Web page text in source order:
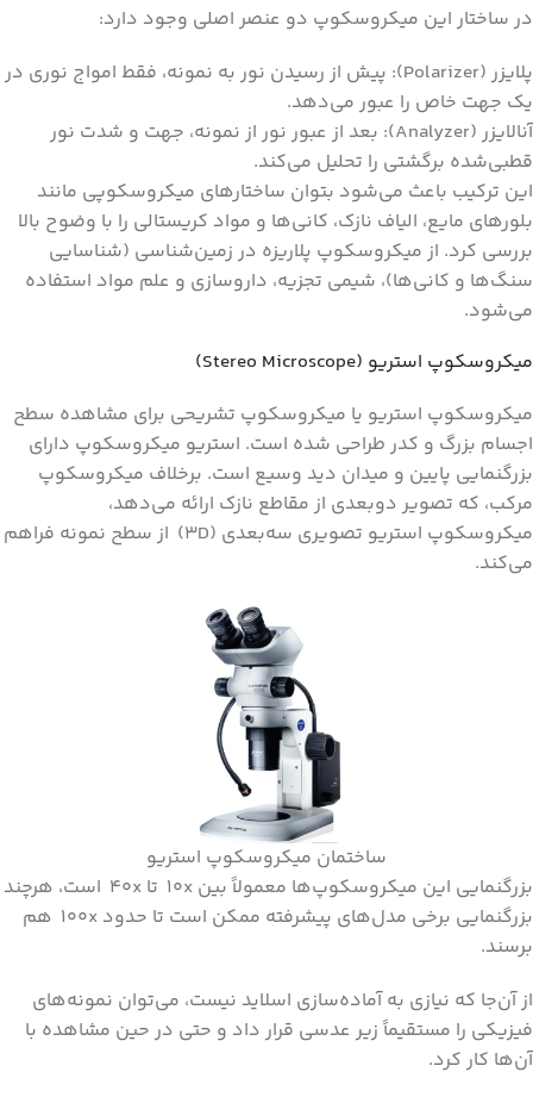
در ساختار این میکروسکوپ دو عنصر اصلی وجود دارد:
پلایزر (Polarizer): پیش از رسیدن نور به نمونه، فقط امواج نوری در
یک جهت خاص را عبور می‌دهد.
آنالایزر (Analyzer): بعد از عبور نور از نمونه، جهت و شدت نور
قطبی‌شده برگشتی را تحلیل می‌کند.
این ترکیب باعث می‌شود بتوان ساختارهای میکروسکوپی مانند
بلورهای مایع، الیاف نازک، کانی‌ها و مواد کریستالی را با وضوح بالا
بررسی کرد. از میکروسکوپ پلاریزه در زمین‌شناسی (شناسایی
سنگ‌ها و کانی‌ها)، شیمی تجزیه، داروسازی و علم مواد استفاده
می‌شود.
میکروسکوپ استریو (Stereo Microscope)
میکروسکوپ استریو یا میکروسکوپ تشریحی برای مشاهده سطح
اجسام بزرگ و کدر طراحی شده است. استریو میکروسکوپ دارای
بزرگنمایی پایین و میدان دید وسیع است. برخلاف میکروسکوپ
مرکب، که تصویر دوبعدی از مقاطع نازک ارائه می‌دهد،
میکروسکوپ استریو تصویری سه‌بعدی (3D) از سطح نمونه فراهم
می‌کند.
ساختمان میکروسکوپ استریو
بزرگنمایی این میکروسکوپ‌ها معمولاً بین ۱۰x تا ۴۰x است، هرچند
بزرگنمایی برخی مدل‌های پیشرفته ممکن است تا حدود ۱۰۰x هم
برسند.
از آن‌جا که نیازی به آماده‌سازی اسلاید نیست، می‌توان نمونه‌های
فیزیکی را مستقیماً زیر عدسی قرار داد و حتی در حین مشاهده با
آن‌ها کار کرد.